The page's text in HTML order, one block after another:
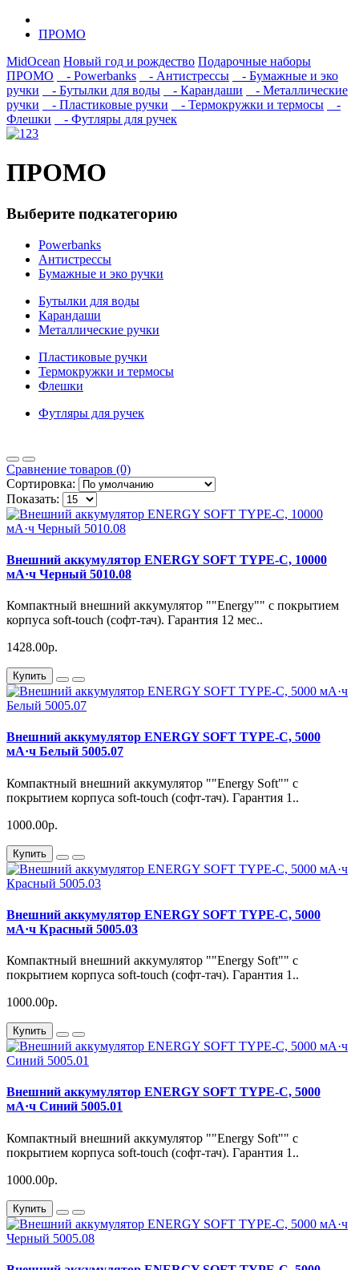
ПРОМО
MidOcean Новый год и рождество Подарочные наборы
ПРОМО
- Powerbanks - Антистрессы
- Бумажные и эко
ручки
- Бутылки для воды - Карандаши
- Металлические
ручки
- Пластиковые ручки - Термокружки и термосы
-
Флешки
- Футляры для ручек
ПРОМО
Выберите подкатегорию
Powerbanks
Антистрессы
Бумажные и эко ручки
Бутылки для воды
Карандаши
Металлические ручки
Пластиковые ручки
Термокружки и термосы
Флешки
Футляры для ручек
Сравнение товаров (0)
Сортировка:
Показать:
Внешний аккумулятор ENERGY SOFT TYPE-C, 10000
мА·ч Черный 5010.08
Компактный внешний аккумулятор ""Energy"" с покрытием
корпуса soft-touch (софт-тач). Гарантия 12 мес..
1428.00р.
Купить
Внешний аккумулятор ENERGY SOFT TYPE-C, 5000
мА·ч Белый 5005.07
Компактный внешний аккумулятор ""Energy Soft"" с
покрытием корпуса soft-touch (софт-тач). Гарантия 1..
1000.00р.
Купить
Внешний аккумулятор ENERGY SOFT TYPE-C, 5000
мА·ч Красный 5005.03
Компактный внешний аккумулятор ""Energy Soft"" с
покрытием корпуса soft-touch (софт-тач). Гарантия 1..
1000.00р.
Купить
Внешний аккумулятор ENERGY SOFT TYPE-C, 5000
мА·ч Синий 5005.01
Компактный внешний аккумулятор ""Energy Soft"" с
покрытием корпуса soft-touch (софт-тач). Гарантия 1..
1000.00р.
Купить